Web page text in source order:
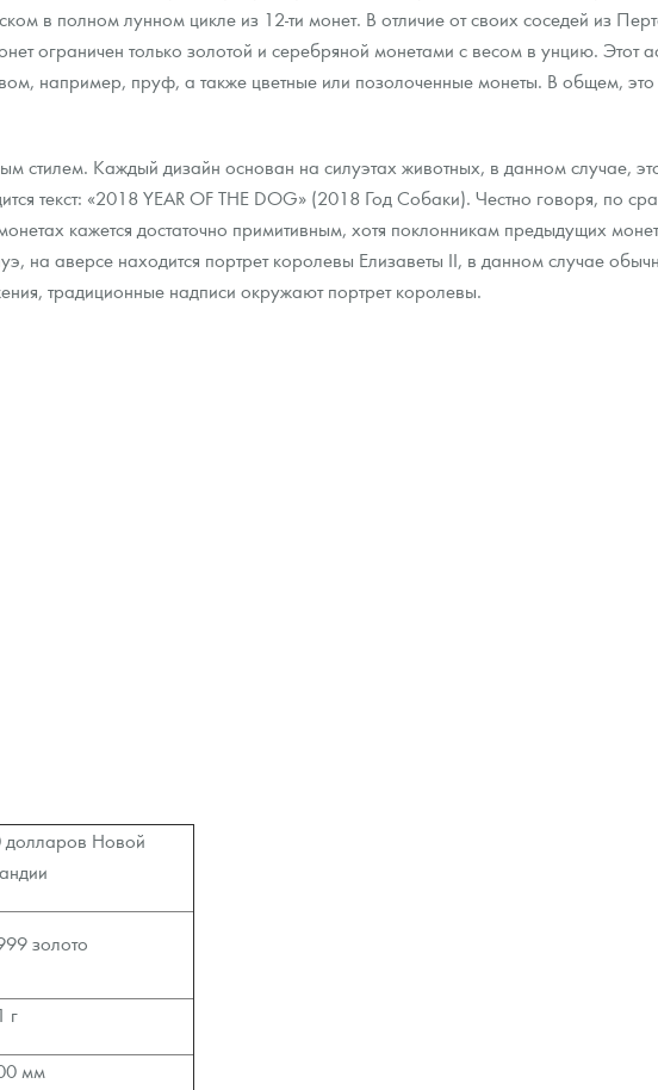
платины на 2026 год
в полном лунном цикле из 12-ти монет. В отличие от своих соседей из
ограничен только золотой и серебряной монетами с весом в унцию. Этот
например, пруф, а также цветные или позолоченные монеты. В общем, это
стилем. Каждый дизайн основан на силуэтах животных, в данном случае,
текст: «2018 YEAR OF THE DOG» (2018 Год Собаки). Честно говоря, по
кажется достаточно примитивным, хотя поклонникам предыдущих
на аверсе находится портрет королевы Елизаветы II, в данном случае
традиционные надписи окружают портрет королевы.
долларов Новой
золото
г
мм